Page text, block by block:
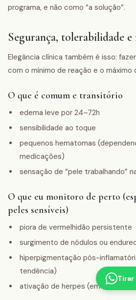
programa, e não como “a solução”.
Segurança, tolerabilidade
Elegância clínica também é isso:
com o mínimo de reação e o máximo
O que é comum e transitório
edema leve por 24–72h
sensibilidade ao toque
pequenos hematomas
medicações)
sensação de “pele trabalhando”
O que eu monitoro de perto
peles sensíveis)
piora de vermelhidão persistente
surgimento de nódulos ou
hiperpigmentação pós-
tendência)
ativação de herpes (em quem
Tirar